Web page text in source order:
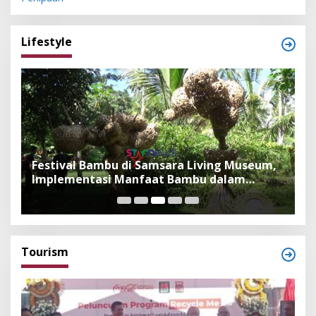
Lifestyle
Festival Bambu di Samsara Living Museum,
Implementasi Manfaat Bambu dalam
Kepercayaan Adat dan Budaya Bali
Tourism